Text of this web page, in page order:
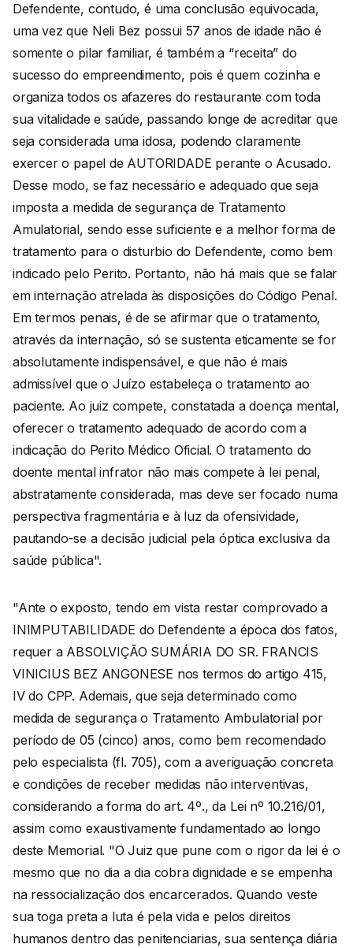
Defendente, contudo, é uma conclusão equivocada,
uma vez que Neli Bez possui 57 anos de idade não é
somente o pilar familiar, é também a “receita” do
sucesso do empreendimento, pois é quem cozinha e
organiza todos os afazeres do restaurante com toda
sua vitalidade e saúde, passando longe de acreditar que
seja considerada uma idosa, podendo claramente
exercer o papel de AUTORIDADE perante o Acusado.
Desse modo, se faz necessário e adequado que seja
imposta a medida de segurança de Tratamento
Amulatorial, sendo esse suficiente e a melhor forma de
tratamento para o disturbio do Defendente, como bem
indicado pelo Perito. Portanto, não há mais que se falar
em internação atrelada às disposições do Código Penal.
Em termos penais, é de se afirmar que o tratamento,
através da internação, só se sustenta eticamente se for
absolutamente indispensável, e que não é mais
admissível que o Juízo estabeleça o tratamento ao
paciente. Ao juiz compete, constatada a doença mental,
oferecer o tratamento adequado de acordo com a
indicação do Perito Médico Oficial. O tratamento do
doente mental infrator não mais compete à lei penal,
abstratamente considerada, mas deve ser focado numa
perspectiva fragmentária e à luz da ofensividade,
pautando-se a decisão judicial pela óptica exclusiva da
saúde pública".
"Ante o exposto, tendo em vista restar comprovado a
INIMPUTABILIDADE do Defendente a época dos fatos,
requer a ABSOLVIÇÃO SUMÁRIA DO SR. FRANCIS
VINICIUS BEZ ANGONESE nos termos do artigo 415,
IV do CPP. Ademais, que seja determinado como
medida de segurança o Tratamento Ambulatorial por
período de 05 (cinco) anos, como bem recomendado
pelo especialista (fl. 705), com a averiguação concreta
e condições de receber medidas não interventivas,
considerando a forma do art. 4º., da Lei nº 10.216/01,
assim como exaustivamente fundamentado ao longo
deste Memorial. "O Juiz que pune com o rigor da lei é o
mesmo que no dia a dia cobra dignidade e se empenha
na ressocialização dos encarcerados. Quando veste
sua toga preta a luta é pela vida e pelos direitos
humanos dentro das penitenciarias, sua sentença diária